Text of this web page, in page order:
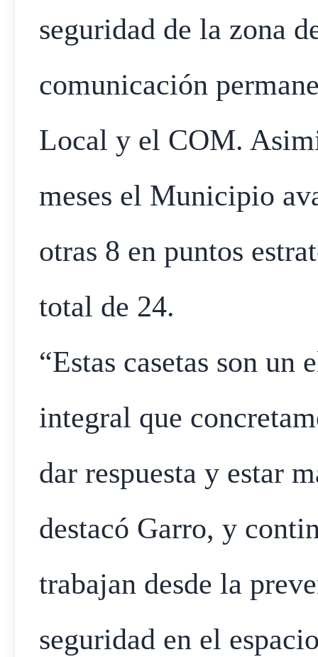
seguridad de la zona
comunicación
Local y el COM.
meses el Municipio
otras 8 en puntos
total de 24.
“Estas casetas son un
integral que
dar respuesta y estar
destacó Garro, y
trabajan desde la
seguridad en el